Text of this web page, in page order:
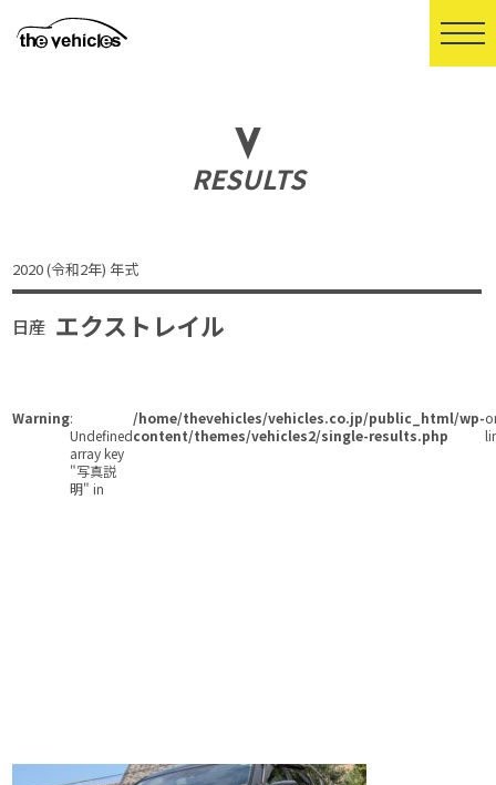
RESULTS
日産 エクストレイル
2020 (令和2年) 年式
Warning:
Undefined
array key
"写真説
明" in
/home/thevehicles/vehicles.co.jp/public_html/wp-
content/themes/vehicles2/single-results.php